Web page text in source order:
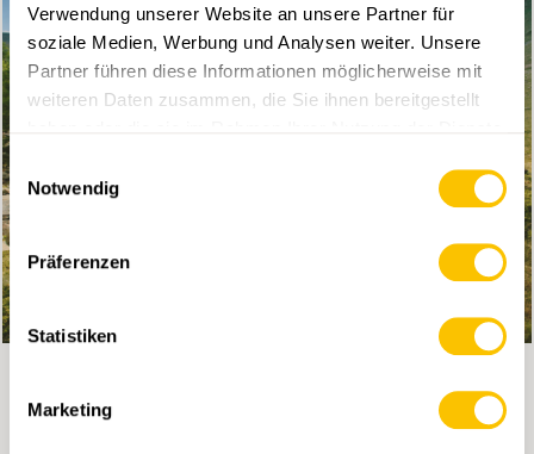
Verwendung unserer Website an unsere Partner für
soziale Medien, Werbung und Analysen weiter. Unsere
Partner führen diese Informationen möglicherweise mit
weiteren Daten zusammen, die Sie ihnen bereitgestellt
Einwilligungsauswahl
Notwendig
Präferenzen
Statistiken
Marketing
Verbesserung hinsichtlich der Qualitätsziele